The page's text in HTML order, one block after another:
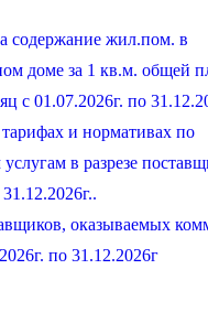
содержание жил.пом. в
доме за 1 кв.м. общей
с 01.07.2026г. по
и нормативах по
в разрезе
оказываемых
по 31.12.2026г